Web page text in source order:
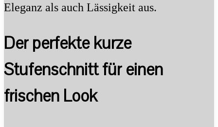
Eleganz als auch Lässigkeit aus.
Der perfekte kurze
Stufenschnitt für einen
frischen Look